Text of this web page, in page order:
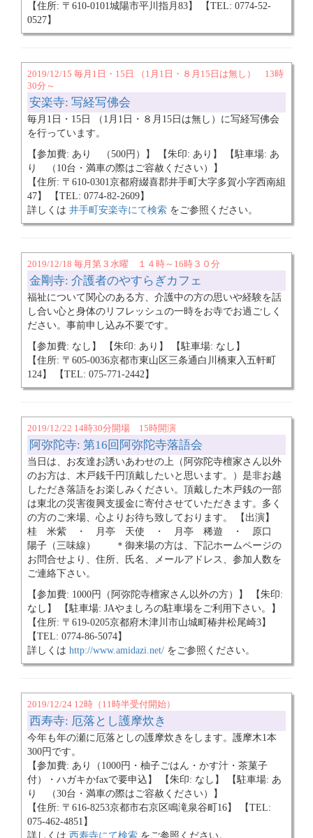
【住所: 〒610-0101城陽市平川指月83】 【TEL: 0774-52-
0527】
2019/12/15 毎月1日・15日 （1月1日・８月15日は無し） 13時
30分～
安楽寺: 写経写佛会
毎月1日・15日 （1月1日・８月15日は無し）に写経写佛会
を行っています。
【参加費: あり （500円）】 【朱印: あり】 【駐車場: あ
り （10台・満車の際はご容赦ください）】
【住所: 〒610-0301京都府綴喜郡井手町大字多賀小字西南組
47】 【TEL: 0774-82-2609】
詳しくは 井手町安楽寺にて検索 をご参照ください。
2019/12/18 毎月第３水曜 １４時～16時３０分
金剛寺: 介護者のやすらぎカフェ
福祉について関心のある方、介護中の方の思いや経験を話
し合い心と身体のリフレッシュの一時をお寺でお過ごしく
ださい。事前申し込み不要です。
【参加費: なし】 【朱印: あり】 【駐車場: なし】
【住所: 〒605-0036京都市東山区三条通白川橋東入五軒町
124】 【TEL: 075-771-2442】
2019/12/22 14時30分開場 15時開演
阿弥陀寺: 第16回阿弥陀寺落語会
当日は、お友達お誘いあわせの上（阿弥陀寺檀家さん以外
のお方は、木戸銭千円頂戴したいと思います。）是非お越
しただき落語をお楽しみください。頂戴した木戸銭の一部
は東北の災害復興支援金に寄付させていただきます。多く
の方のご来場、心よりお待ち致しております。 【出演】
桂 米紫 ・ 月亭 天使 ・ 月亭 稀遊 ・ 原口
陽子（三味線） ＊御来場の方は、下記ホームページの
お問合せより、住所、氏名、メールアドレス、参加人数を
ご連絡下さい。
【参加費: 1000円（阿弥陀寺檀家さん以外の方）】 【朱印:
なし】 【駐車場: JAやましろの駐車場をご利用下さい。】
【住所: 〒619-0205京都府木津川市山城町椿井松尾崎3】
【TEL: 0774-86-5074】
詳しくは http://www.amidazi.net/ をご参照ください。
2019/12/24 12時（11時半受付開始）
西寿寺: 厄落とし護摩炊き
今年も年の瀬に厄落としの護摩炊きをします。護摩木1本
300円です。
【参加費: あり（1000円・柚子ごはん・かす汁・茶菓子
付）・ハガキかfaxで要申込】 【朱印: なし】 【駐車場: あ
り （30台・満車の際はご容赦ください）】
【住所: 〒616-8253京都市右京区鳴滝泉谷町16】 【TEL:
075-462-4851】
詳しくは 西寿寺にて検索 をご参照ください。